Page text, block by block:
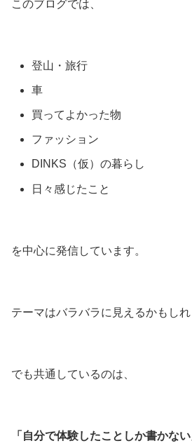
このブログでは、
登山・旅行
車
買ってよかった物
ファッション
DINKS（仮）の暮らし
日々感じたこと
を中心に発信しています。
テーマはバラバラに見えるかもしれ
でも共通しているのは、
「自分で体験したことしか書かない